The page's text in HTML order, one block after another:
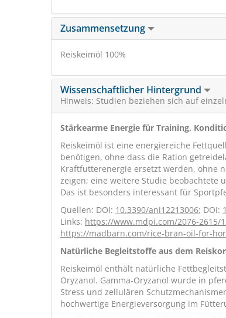
Zusammensetzung
Reiskeimöl 100%
Wissenschaftlicher Hintergrund
Hinweis: Studien beziehen sich auf
Stärkearme Energie für Training,
Reiskeimöl ist eine energiereiche
benötigen, ohne dass die Ration
Kraftfutterenergie ersetzt werden, ohne
zeigen; eine weitere Studie beobachtete
Das ist besonders interessant für
Quellen: DOI: 10.3390/ani12213006; DOI:
Links: https://www.mdpi.com/2076-2615/
https://madbarn.com/rice-bran-oil-for-
Natürliche Begleitstoffe aus dem
Reiskeimöl enthält natürliche
Oryzanol. Gamma-Oryzanol wurde in
Stress und zellulären
hochwertige Energieversorgung im